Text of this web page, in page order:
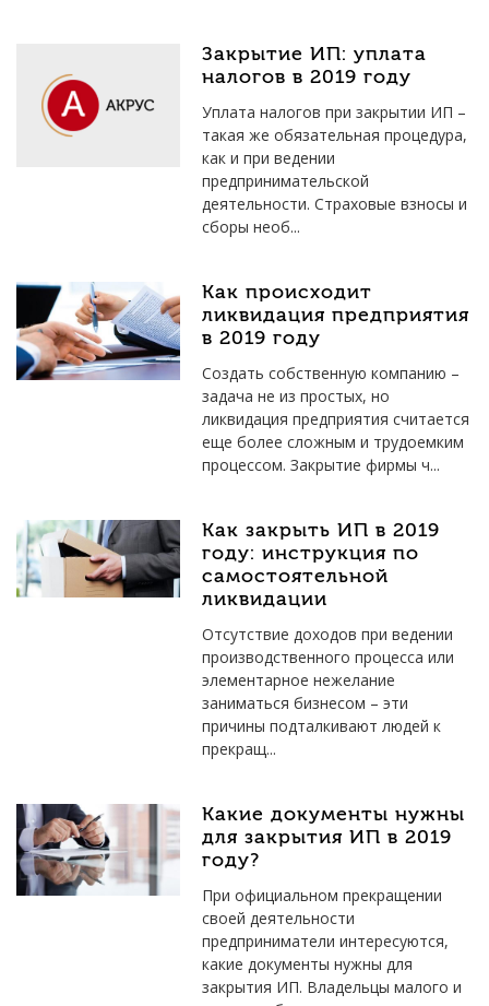
Закрытие ИП: уплата
налогов в 2019 году
Уплата налогов при закрытии ИП –
такая же обязательная процедура,
как и при ведении
предпринимательской
деятельности. Страховые взносы и
сборы необ...
Как происходит
ликвидация предприятия
в 2019 году
Создать собственную компанию –
задача не из простых, но
ликвидация предприятия считается
еще более сложным и трудоемким
процессом. Закрытие фирмы ч...
Как закрыть ИП в 2019
году: инструкция по
самостоятельной
ликвидации
Отсутствие доходов при ведении
производственного процесса или
элементарное нежелание
заниматься бизнесом – эти
причины подталкивают людей к
прекращ...
Какие документы нужны
для закрытия ИП в 2019
году?
При официальном прекращении
своей деятельности
предприниматели интересуются,
какие документы нужны для
закрытия ИП. Владельцы малого и